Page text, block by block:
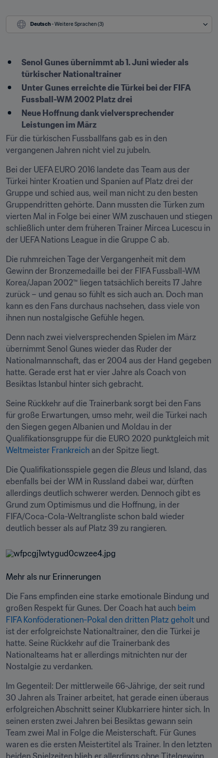
Deutsch - Weitere Sprachen (3)
Senol Gunes übernimmt ab 1. Juni wieder als
türkischer Nationaltrainer
Unter Gunes erreichte die Türkei bei der FIFA
Fussball-WM 2002 Platz drei
Neue Hoffnung dank vielversprechender
Leistungen im März
Für die türkischen Fussballfans gab es in den
vergangenen Jahren nicht viel zu jubeln.
Bei der UEFA EURO 2016 landete das Team aus der
Türkei hinter Kroatien und Spanien auf Platz drei der
Gruppe und schied aus, weil man nicht zu den besten
Gruppendritten gehörte. Dann mussten die Türken zum
vierten Mal in Folge bei einer WM zuschauen und stiegen
schließlich unter dem früheren Trainer Mircea Lucescu in
der UEFA Nations League in die Gruppe C ab.
Die ruhmreichen Tage der Vergangenheit mit dem
Gewinn der Bronzemedaille bei der FIFA Fussball-WM
Korea/Japan 2002™ liegen tatsächlich bereits 17 Jahre
zurück – und genau so fühlt es sich auch an. Doch man
kann es den Fans durchaus nachsehen, dass viele von
ihnen nun nostalgische Gefühle hegen.
Denn nach zwei vielversprechenden Spielen im März
übernimmt Senol Gunes wieder das Ruder der
Nationalmannschaft, das er 2004 aus der Hand gegeben
hatte. Gerade erst hat er vier Jahre als Coach von
Besiktas Istanbul hinter sich gebracht.
Seine Rückkehr auf die Trainerbank sorgt bei den Fans
für große Erwartungen, umso mehr, weil die Türkei nach
den Siegen gegen Albanien und Moldau in der
Weltmeister Frankreich an der Spitze liegt.
Die Qualifikationsspiele gegen die Bleus und Island, das
ebenfalls bei der WM in Russland dabei war, dürften
allerdings deutlich schwerer werden. Dennoch gibt es
Grund zum Optimismus und die Hoffnung, in der
FIFA/Coca-Cola-Weltrangliste schon bald wieder
deutlich besser als auf Platz 39 zu rangieren.
Mehr als nur Erinnerungen
Die Fans empfinden eine starke emotionale Bindung und
großen Respekt für Gunes. Der Coach hat auch beim
FIFA Konföderationen-Pokal den dritten Platz geholt und
ist der erfolgreichste Nationaltrainer, den die Türkei je
hatte. Seine Rückkehr auf die Trainerbank des
Nationalteams hat er allerdings mitnichten nur der
Nostalgie zu verdanken.
Im Gegenteil: Der mittlerweile 66-Jährige, der seit rund
30 Jahren als Trainer arbeitet, hat gerade einen überaus
erfolgreichen Abschnitt seiner Klubkarriere hinter sich. In
seinen ersten zwei Jahren bei Besiktas gewann sein
Team zwei Mal in Folge die Meisterschaft. Für Gunes
waren es die ersten Meistertitel als Trainer. In den letzten